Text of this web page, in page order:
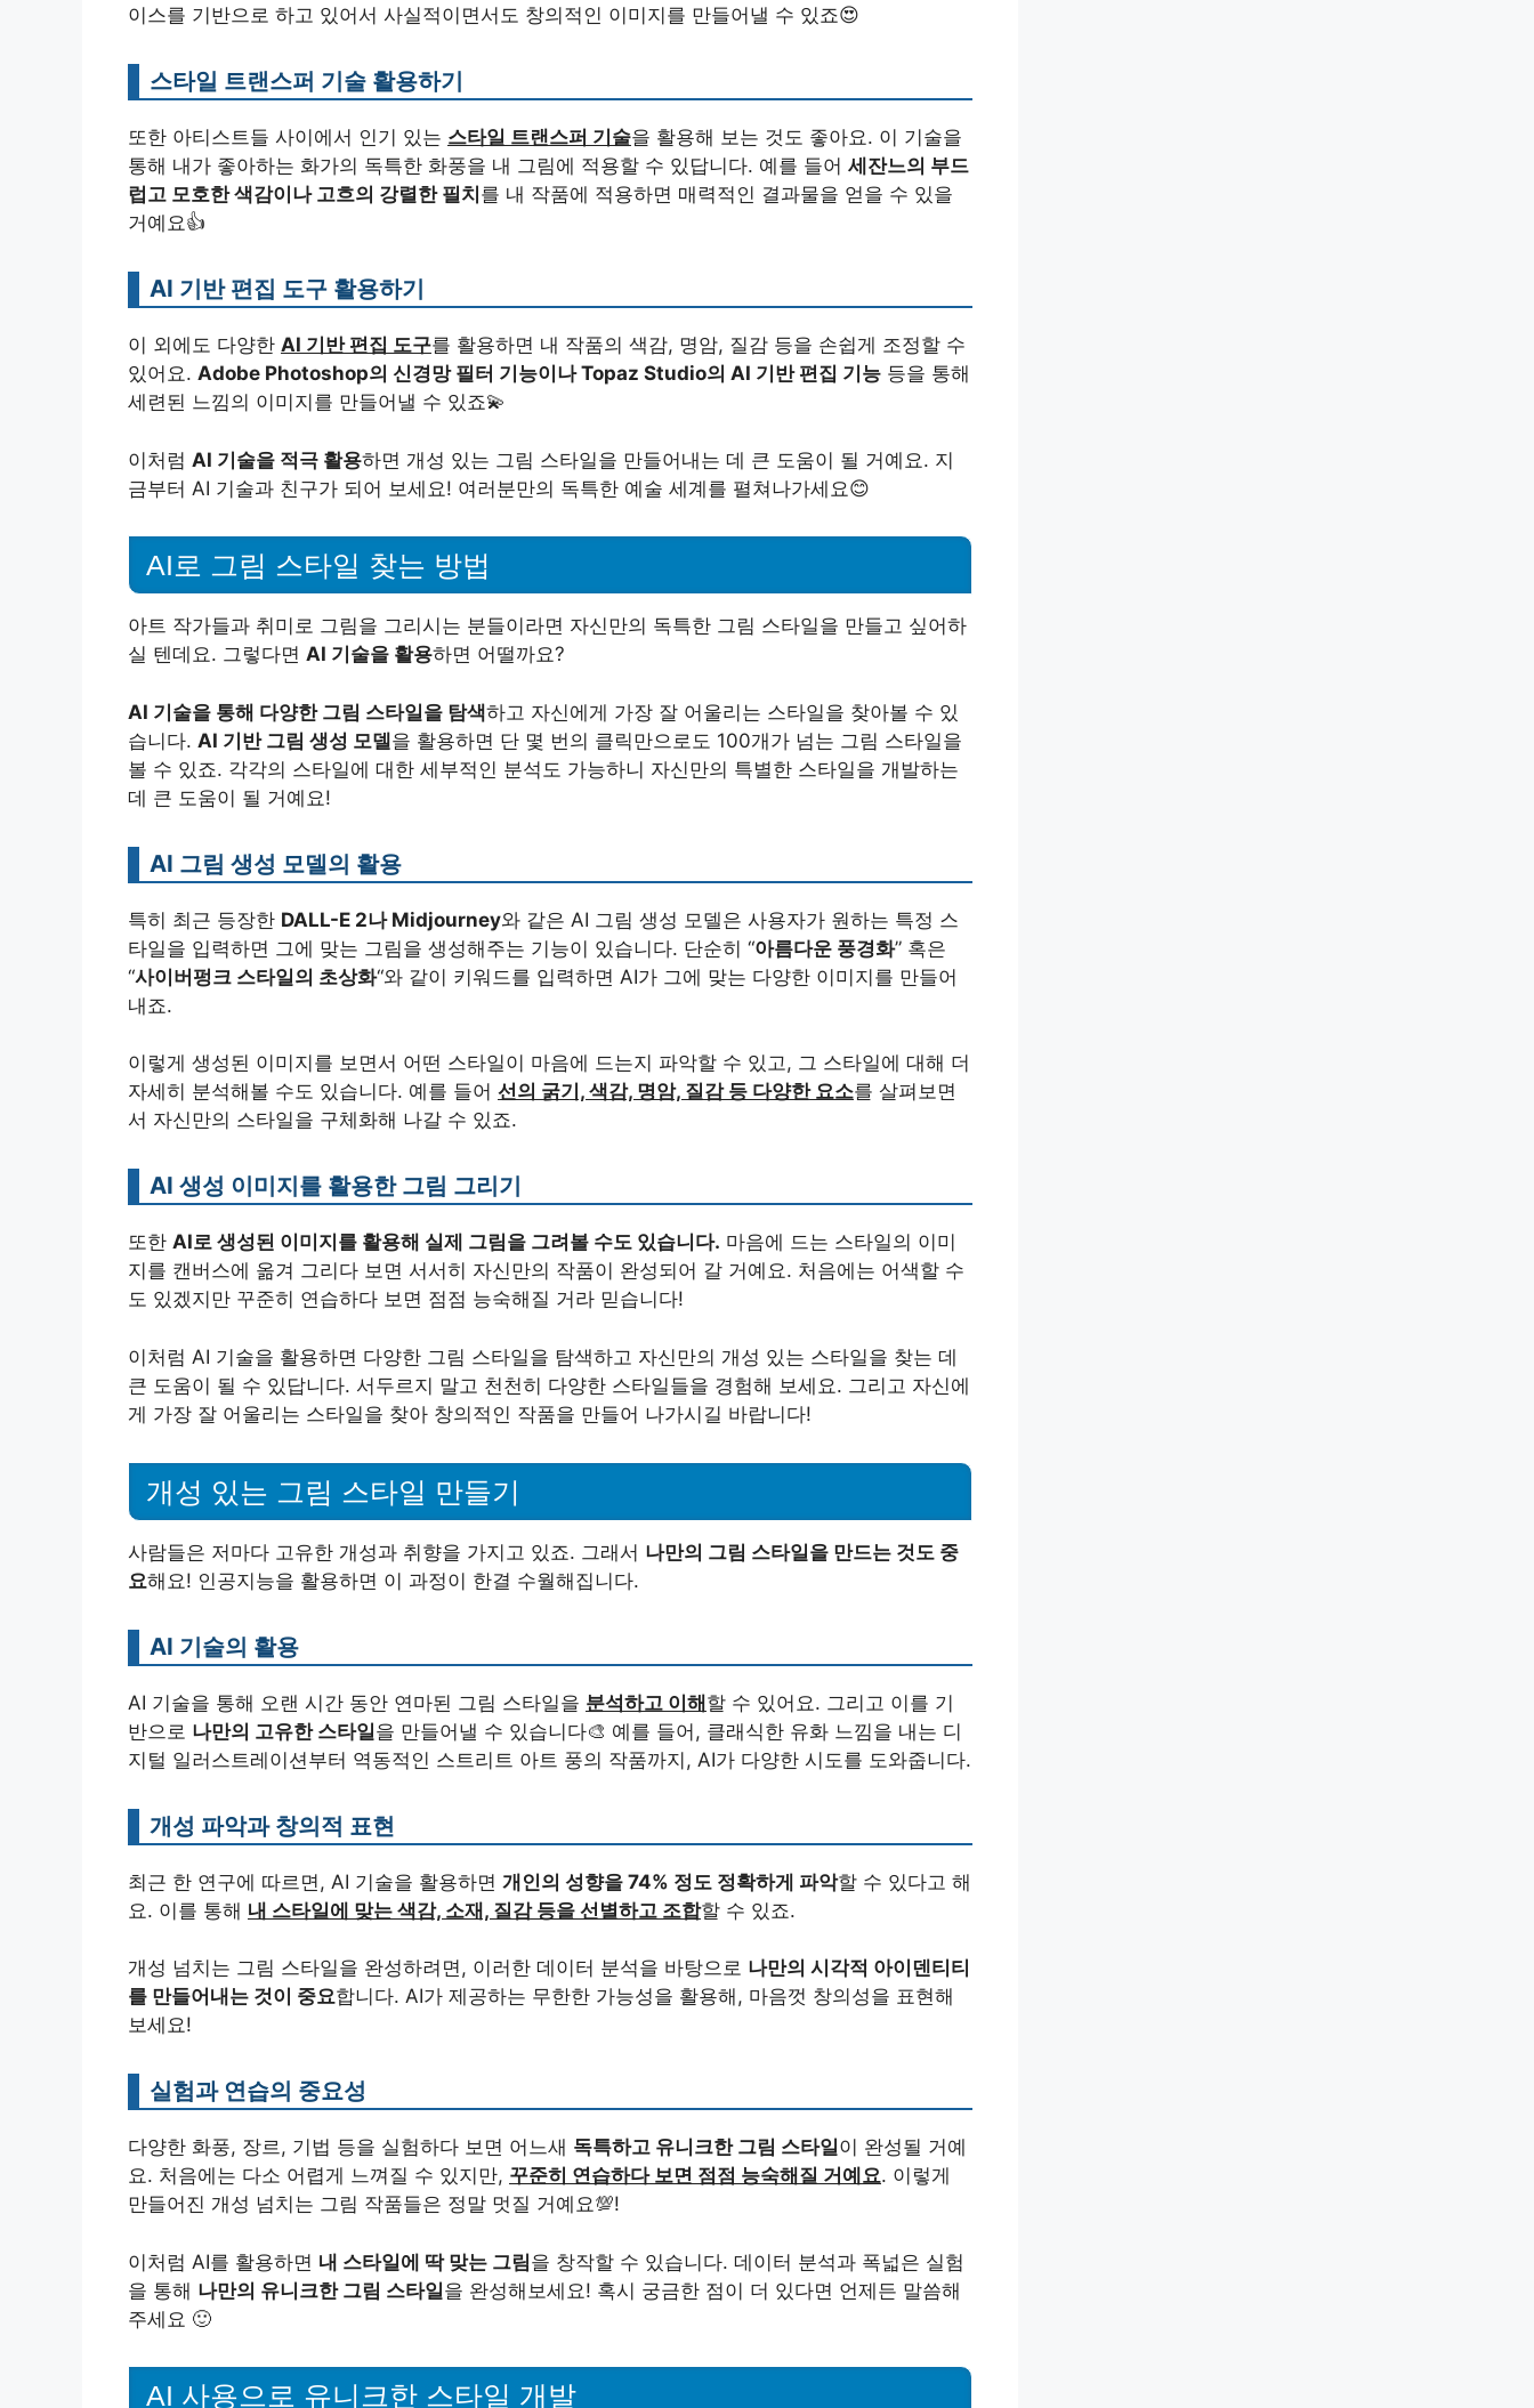
이스를 기반으로 하고 있어서 사실적이면서도 창의적인 이미지를 만들어낼 수 있죠😍
스타일 트랜스퍼 기술 활용하기
또한 아티스트들 사이에서 인기 있는 스타일 트랜스퍼 기술을 활용해 보는 것도 좋아요. 이 기술을
통해 내가 좋아하는 화가의 독특한 화풍을 내 그림에 적용할 수 있답니다. 예를 들어 세잔느의 부드
럽고 모호한 색감이나 고흐의 강렬한 필치 를 내 작품에 적용하면 매력적인 결과물을 얻을 수 있을
거예요👍
AI 기반 편집 도구 활용하기
이 외에도 다양한 AI 기반 편집 도구를 활용하면 내 작품의 색감, 명암, 질감 등을 손쉽게 조정할 수
있어요. Adobe Photoshop의 신경망 필터 기능이나 Topaz Studio의 AI 기반 편집 기능 등을 통해
세련된 느낌의 이미지를 만들어낼 수 있죠💫
이처럼 AI 기술을 적극 활용하면 개성 있는 그림 스타일을 만들어내는 데 큰 도움이 될 거예요. 지
금부터 AI 기술과 친구가 되어 보세요! 여러분만의 독특한 예술 세계를 펼쳐나가세요😊
AI로 그림 스타일 찾는 방법
아트 작가들과 취미로 그림을 그리시는 분들이라면 자신만의 독특한 그림 스타일을 만들고 싶어하
실 텐데요. 그렇다면 AI 기술을 활용하면 어떨까요?
AI 기술을 통해 다양한 그림 스타일을 탐색하고 자신에게 가장 잘 어울리는 스타일을 찾아볼 수 있
습니다. AI 기반 그림 생성 모델을 활용하면 단 몇 번의 클릭만으로도 100개가 넘는 그림 스타일을
볼 수 있죠. 각각의 스타일에 대한 세부적인 분석도 가능하니 자신만의 특별한 스타일을 개발하는
데 큰 도움이 될 거예요!
AI 그림 생성 모델의 활용
특히 최근 등장한 DALL-E 2나 Midjourney와 같은 AI 그림 생성 모델은 사용자가 원하는 특정 스
타일을 입력하면 그에 맞는 그림을 생성해주는 기능이 있습니다. 단순히 “아름다운 풍경화” 혹은
“사이버펑크 스타일의 초상화“와 같이 키워드를 입력하면 AI가 그에 맞는 다양한 이미지를 만들어
내죠.
이렇게 생성된 이미지를 보면서 어떤 스타일이 마음에 드는지 파악할 수 있고, 그 스타일에 대해 더
자세히 분석해볼 수도 있습니다. 예를 들어 선의 굵기, 색감, 명암, 질감 등 다양한 요소를 살펴보면
서 자신만의 스타일을 구체화해 나갈 수 있죠.
AI 생성 이미지를 활용한 그림 그리기
또한 AI로 생성된 이미지를 활용해 실제 그림을 그려볼 수도 있습니다. 마음에 드는 스타일의 이미
지를 캔버스에 옮겨 그리다 보면 서서히 자신만의 작품이 완성되어 갈 거예요. 처음에는 어색할 수
도 있겠지만 꾸준히 연습하다 보면 점점 능숙해질 거라 믿습니다!
이처럼 AI 기술을 활용하면 다양한 그림 스타일을 탐색하고 자신만의 개성 있는 스타일을 찾는 데
큰 도움이 될 수 있답니다. 서두르지 말고 천천히 다양한 스타일들을 경험해 보세요. 그리고 자신에
게 가장 잘 어울리는 스타일을 찾아 창의적인 작품을 만들어 나가시길 바랍니다!
개성 있는 그림 스타일 만들기
사람들은 저마다 고유한 개성과 취향을 가지고 있죠. 그래서 나만의 그림 스타일을 만드는 것도 중
요해요! 인공지능을 활용하면 이 과정이 한결 수월해집니다.
AI 기술의 활용
AI 기술을 통해 오랜 시간 동안 연마된 그림 스타일을 분석하고 이해할 수 있어요. 그리고 이를 기
반으로 나만의 고유한 스타일을 만들어낼 수 있습니다🎨 예를 들어, 클래식한 유화 느낌을 내는 디
지털 일러스트레이션부터 역동적인 스트리트 아트 풍의 작품까지, AI가 다양한 시도를 도와줍니다.
개성 파악과 창의적 표현
최근 한 연구에 따르면, AI 기술을 활용하면 개인의 성향을 74% 정도 정확하게 파악할 수 있다고 해
요. 이를 통해 내 스타일에 맞는 색감, 소재, 질감 등을 선별하고 조합할 수 있죠.
개성 넘치는 그림 스타일을 완성하려면, 이러한 데이터 분석을 바탕으로 나만의 시각적 아이덴티티
를 만들어내는 것이 중요합니다. AI가 제공하는 무한한 가능성을 활용해, 마음껏 창의성을 표현해
보세요!
실험과 연습의 중요성
다양한 화풍, 장르, 기법 등을 실험하다 보면 어느새 독특하고 유니크한 그림 스타일이 완성될 거예
요. 처음에는 다소 어렵게 느껴질 수 있지만, 꾸준히 연습하다 보면 점점 능숙해질 거예요. 이렇게
만들어진 개성 넘치는 그림 작품들은 정말 멋질 거예요💯!
이처럼 AI를 활용하면 내 스타일에 딱 맞는 그림을 창작할 수 있습니다. 데이터 분석과 폭넓은 실험
을 통해 나만의 유니크한 그림 스타일을 완성해보세요! 혹시 궁금한 점이 더 있다면 언제든 말씀해
주세요 🙂
AI 사용으로 유니크한 스타일 개발